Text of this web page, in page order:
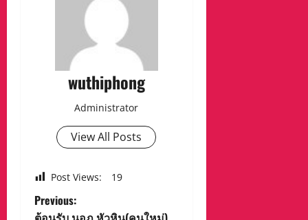
wuthiphong
Administrator
View All Posts
Post Views: 19
P
Previous: